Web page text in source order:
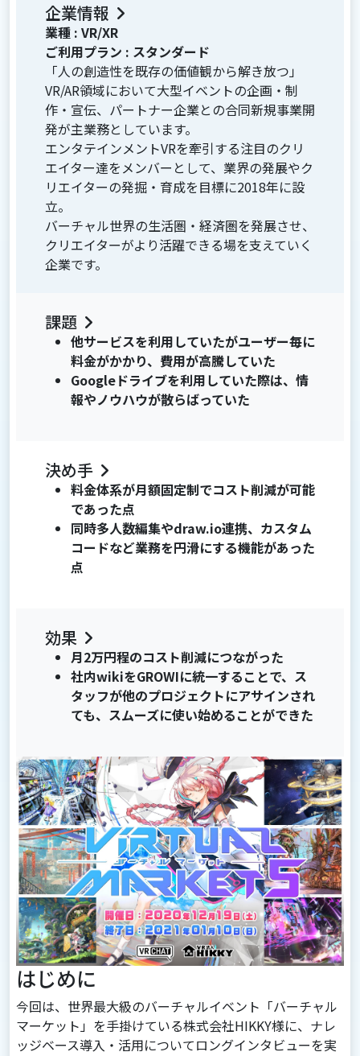
企業情報
業種 : VR/XR
ご利用プラン : スタンダード
「人の創造性を既存の価値観から解き放つ」
VR/AR領域において大型イベントの企画・制
作・宣伝、パートナー企業との合同新規事業開
発が主業務としています。
エンタテインメントVRを牽引する注目のクリ
エイター達をメンバーとして、業界の発展やク
リエイターの発掘・育成を目標に2018年に設
立。
バーチャル世界の生活圏・経済圏を発展させ、
クリエイターがより活躍できる場を支えていく
企業です。
課題
他サービスを利用していたがユーザー毎に
料金がかかり、費用が高騰していた
Googleドライブを利用していた際は、情
報やノウハウが散らばっていた
決め手
料金体系が月額固定制でコスト削減が可能
であった点
同時多人数編集やdraw.io連携、カスタム
コードなど業務を円滑にする機能があった
点
効果
月2万円程のコスト削減につながった
社内wikiをGROWIに統一することで、ス
タッフが他のプロジェクトにアサインされ
ても、スムーズに使い始めることができた
はじめに
今回は、世界最大級のバーチャルイベント「バーチャル
マーケット」を手掛けている株式会社HIKKY様に、ナレ
ッジベース導入・活用についてロングインタビューを実